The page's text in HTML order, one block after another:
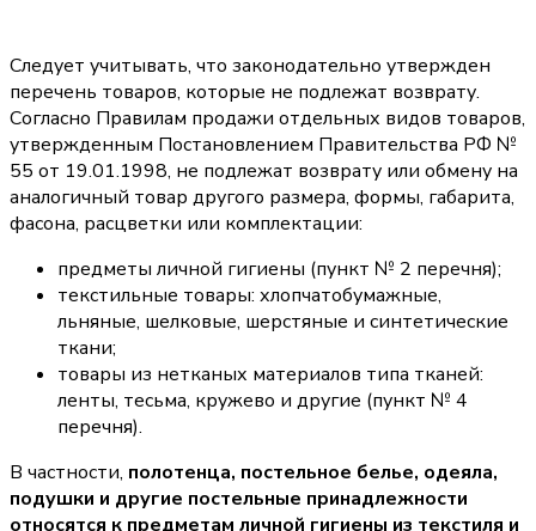
Следует учитывать, что законодательно утвержден
перечень товаров, которые не подлежат возврату.
Согласно Правилам продажи отдельных видов товаров,
утвержденным Постановлением Правительства РФ №
55 от 19.01.1998, не подлежат возврату или обмену на
аналогичный товар другого размера, формы, габарита,
фасона, расцветки или комплектации:
предметы личной гигиены (пункт № 2 перечня);
текстильные товары: хлопчатобумажные,
льняные, шелковые, шерстяные и синтетические
ткани;
товары из нетканых материалов типа тканей:
ленты, тесьма, кружево и другие (пункт № 4
перечня).
В частности, полотенца, постельное белье, одеяла,
подушки и другие постельные принадлежности
относятся к предметам личной гигиены из текстиля и